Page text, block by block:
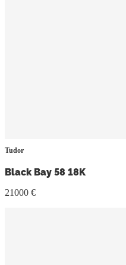
Tudor
Black Bay 58 18K
21000 €